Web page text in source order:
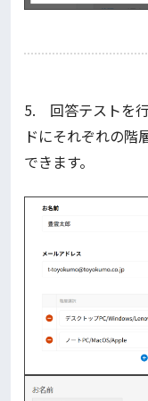
5. 回答テストを
ドにそれぞれの階
できます。